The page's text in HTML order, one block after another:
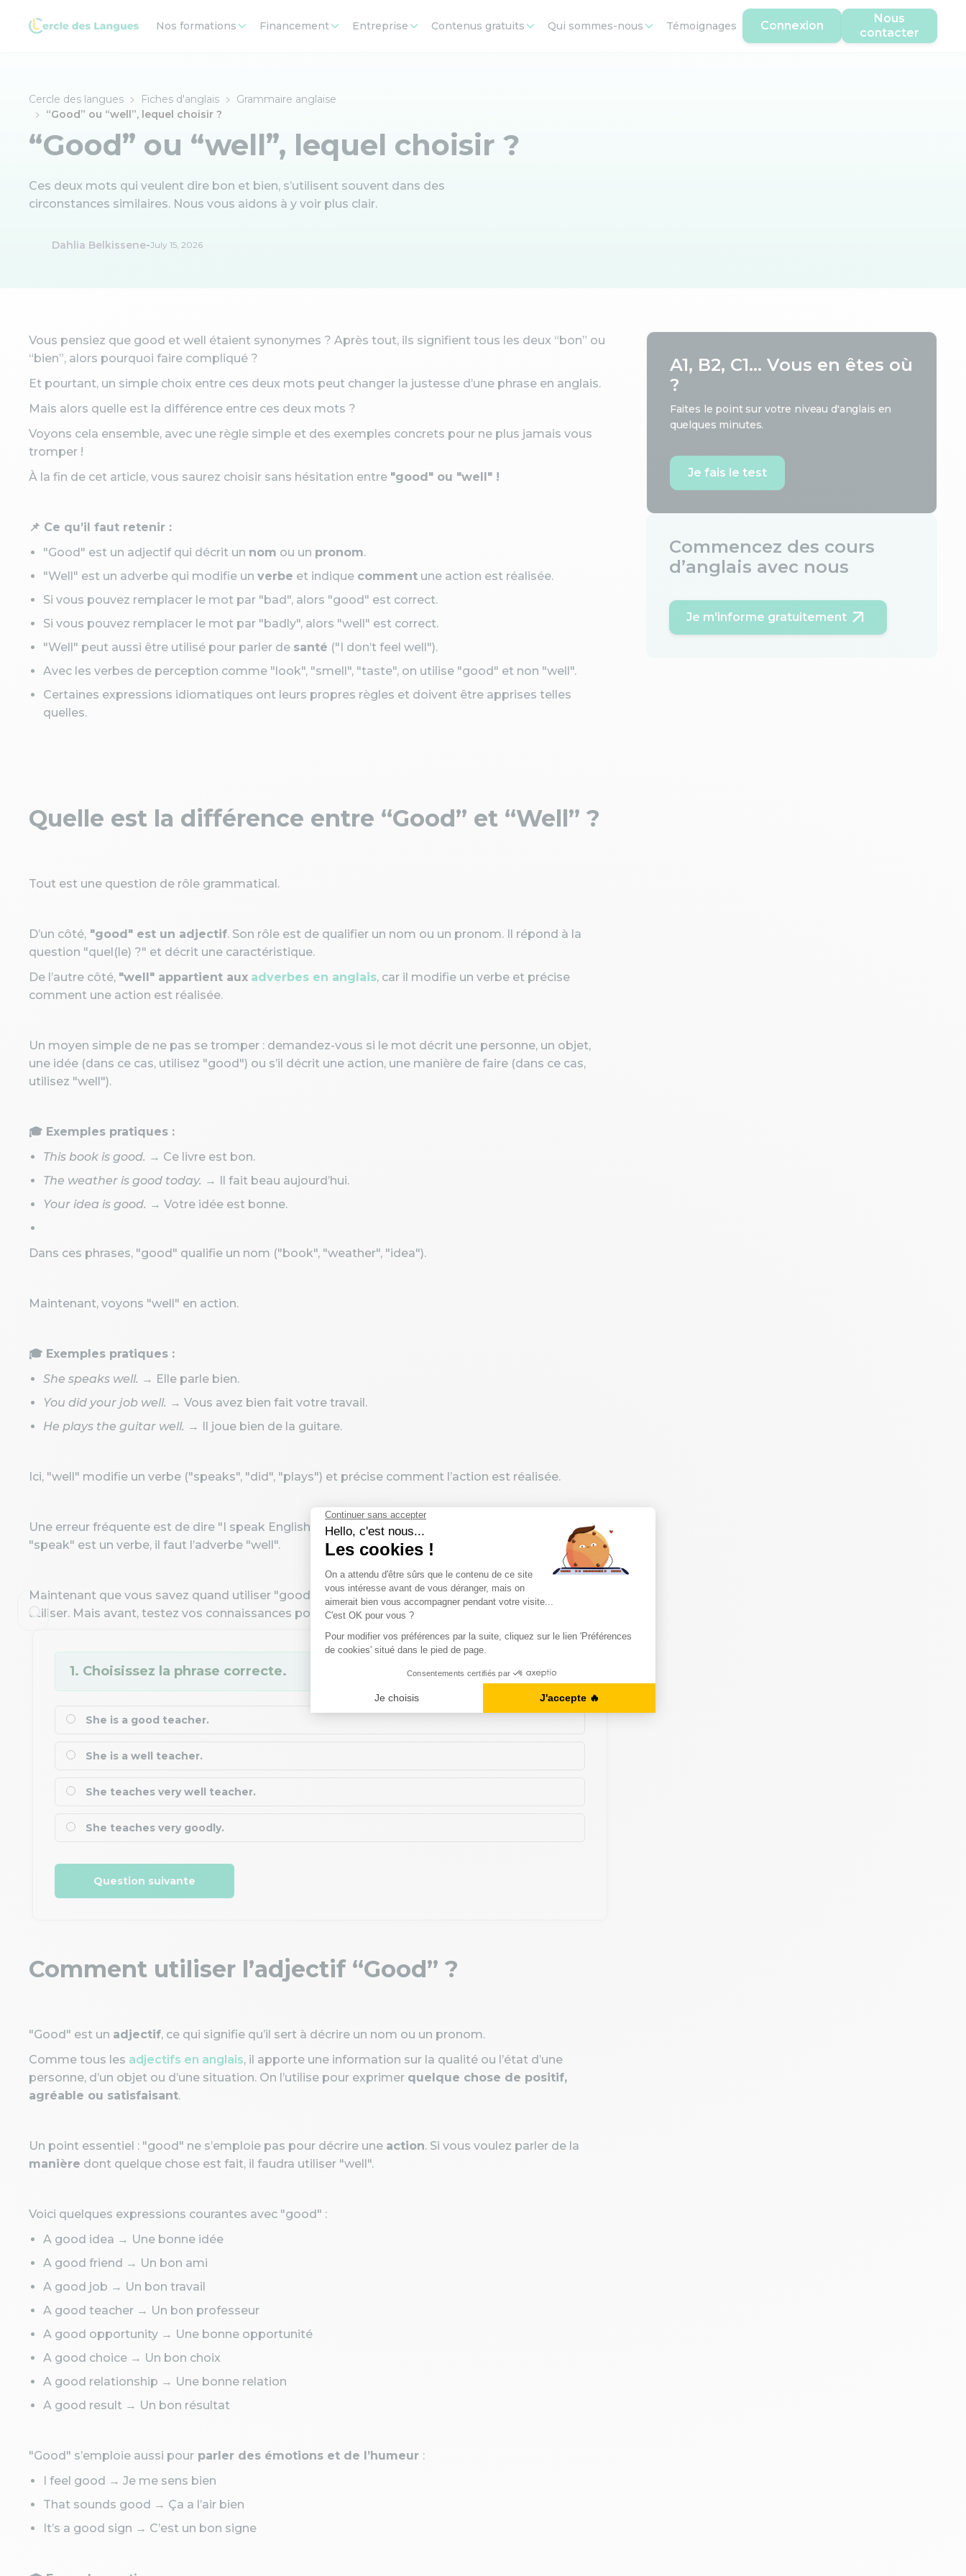
Nos formations Financement Entreprise Contenus gratuits Qui sommes-nous Témoignages Connexion
Nous
contacter
Cercle des langues Fiches d'anglais
Grammaire anglaise
“Good” ou “well”, lequel choisir ?
“Good” ou “well”, lequel choisir ?
Ces deux mots qui veulent dire bon et bien, s’utilisent souvent dans des
circonstances similaires. Nous vous aidons à y voir plus clair.
Dahlia Belkissene-July 15, 2026
Vous pensiez que good et well étaient synonymes ? Après tout, ils signifient tous les deux “bon” ou
“bien”, alors pourquoi faire compliqué ?
Et pourtant, un simple choix entre ces deux mots peut changer la justesse d’une phrase en anglais.
Mais alors quelle est la différence entre ces deux mots ?
Voyons cela ensemble, avec une règle simple et des exemples concrets pour ne plus jamais vous
tromper !
À la fin de cet article, vous saurez choisir sans hésitation entre "good" ou "well" !
📌 Ce qu’il faut retenir :
"Good" est un adjectif qui décrit un nom ou un pronom.
"Well" est un adverbe qui modifie un verbe et indique comment une action est réalisée.
Si vous pouvez remplacer le mot par "bad", alors "good" est correct.
Si vous pouvez remplacer le mot par "badly", alors "well" est correct.
"Well" peut aussi être utilisé pour parler de santé ("I don’t feel well").
Avec les verbes de perception comme "look", "smell", "taste", on utilise "good" et non "well".
Certaines expressions idiomatiques ont leurs propres règles et doivent être apprises telles
quelles.
Quelle est la différence entre “Good” et “Well” ?
Tout est une question de rôle grammatical.
D’un côté, "good" est un adjectif. Son rôle est de qualifier un nom ou un pronom. Il répond à la
question "quel(le) ?" et décrit une caractéristique.
De l’autre côté, "well" appartient aux adverbes en anglais, car il modifie un verbe et précise
comment une action est réalisée.
Un moyen simple de ne pas se tromper : demandez-vous si le mot décrit une personne, un objet,
une idée (dans ce cas, utilisez "good") ou s’il décrit une action, une manière de faire (dans ce cas,
utilisez "well").
🎓 Exemples pratiques :
This book is good. → Ce livre est bon.
The weather is good today. → Il fait beau aujourd’hui.
Your idea is good. → Votre idée est bonne.
Dans ces phrases, "good" qualifie un nom ("book", "weather", "idea").
Maintenant, voyons "well" en action.
🎓 Exemples pratiques :
She speaks well. → Elle parle bien.
You did your job well. → Vous avez bien fait votre travail.
He plays the guitar well. → Il joue bien de la guitare.
Ici, "well" modifie un verbe ("speaks", "did", "plays") et précise comment l’action est réalisée.
Une erreur fréquente est de dire "I speak English good" au lieu de "I speak English well". Puisque
"speak" est un verbe, il faut l’adverbe "well".
Maintenant que vous savez quand utiliser "good" et quand préférer "well", passons à comment les
utiliser. Mais avant, testez vos connaissances pour mieux assimiler :
1. Choisissez la phrase correcte.
She is a good teacher.
She is a well teacher.
She teaches very well teacher.
She teaches very goodly.
Question suivante
Comment utiliser l’adjectif “Good” ?
"Good" est un adjectif, ce qui signifie qu’il sert à décrire un nom ou un pronom.
Comme tous les adjectifs en anglais, il apporte une information sur la qualité ou l’état d’une
personne, d’un objet ou d’une situation. On l’utilise pour exprimer quelque chose de positif,
agréable ou satisfaisant.
Un point essentiel : "good" ne s’emploie pas pour décrire une action. Si vous voulez parler de la
manière dont quelque chose est fait, il faudra utiliser "well".
Voici quelques expressions courantes avec "good" :
A good idea → Une bonne idée
A good friend → Un bon ami
A good job → Un bon travail
A good teacher → Un bon professeur
A good opportunity → Une bonne opportunité
A good choice → Un bon choix
A good relationship → Une bonne relation
A good result → Un bon résultat
"Good" s’emploie aussi pour parler des émotions et de l’humeur :
I feel good → Je me sens bien
That sounds good → Ça a l’air bien
It’s a good sign → C’est un bon signe
A1, B2, C1... Vous en êtes où
?
Faites le point sur votre niveau d'anglais en
quelques minutes.
Je fais le test
Commencez des cours
d’anglais avec nous
Je m'informe gratuitement